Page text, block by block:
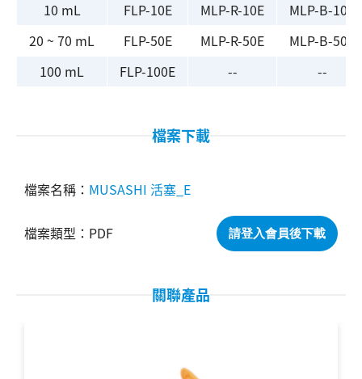
10 mL
FLP-10E MLP-R-10E
MLP-B-10E
20 ~ 70 mL
FLP-50E MLP-R-50E
MLP-B-50E
100 mL
FLP-100E -- --
檔案下載
MUSASHI 活塞_E
PDF 請登入會員後下載
關聯產品